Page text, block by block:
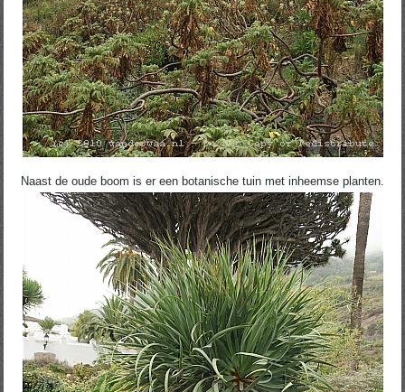
Naast de oude boom is er een botanische tuin met inheemse planten.